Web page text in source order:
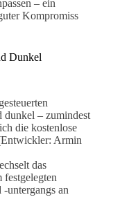
– ein
Kompromiss
Dunkel
dunkel – zumindest
die kostenlose
Armin
das
untergangs an